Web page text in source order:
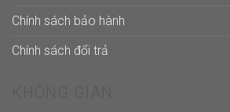
Chính sách bảo hành
Chính sách đổi trả